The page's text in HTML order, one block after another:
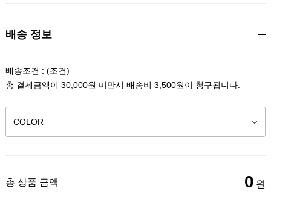
배송 정보
배송조건 : (조건)
총 결제금액이 30,000원 미만시 배송비 3,500원이 청구됩니다.
총 상품 금액 0 원